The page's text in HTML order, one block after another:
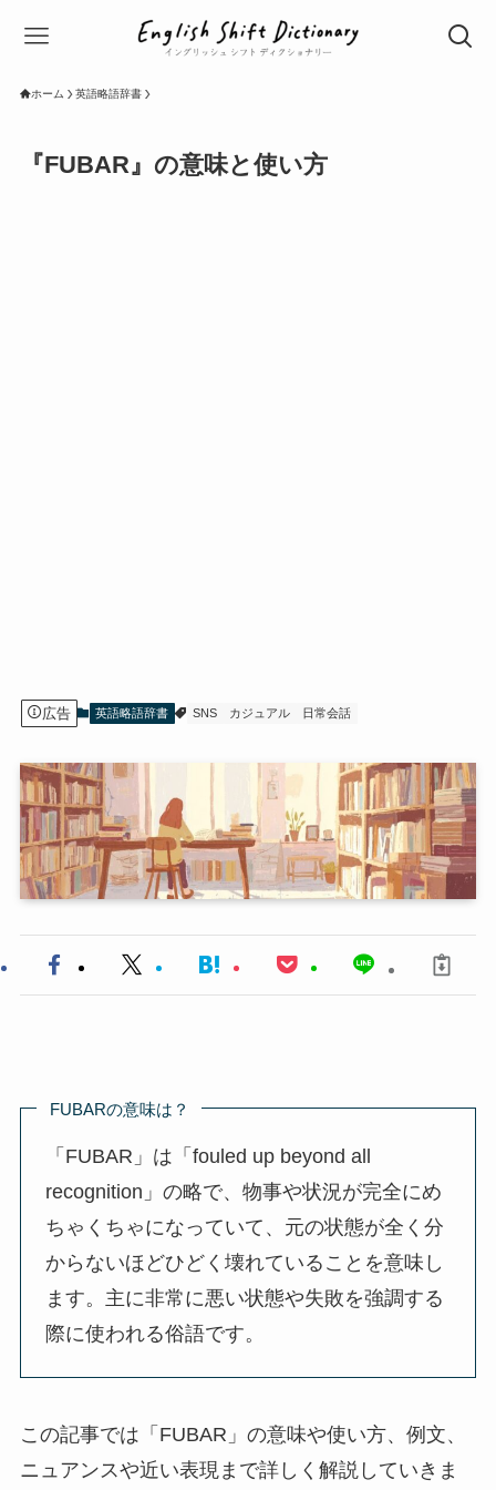
ホーム 英語略語辞書
『FUBAR』の意味と使い方
広告 英語略語辞書 SNS カジュアル 日常会話
FUBARの意味は？
「FUBAR」は「fouled up beyond all
recognition」の略で、物事や状況が完全にめ
ちゃくちゃになっていて、元の状態が全く分
からないほどひどく壊れていることを意味し
ます。主に非常に悪い状態や失敗を強調する
際に使われる俗語です。
この記事では「FUBAR」の意味や使い方、例文、
ニュアンスや近い表現まで詳しく解説していきま